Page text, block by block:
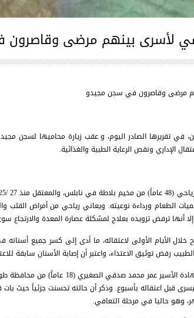
لأسرى بينهم مرضى
مرضى وقاصرون في سجن مجيدو
في تقريرها الصادر اليوم، و عقب زيارة محاميها لسجن
الإداري ونقص الرعاية الطبية والغذائية.
الطعام ورداءة نوعيته. ويعاني رياحي من أمراض القلب
أنها ترفض تزويده بعلاج لمشكلة عصارة المعدة والارتجاع
خلال الأيام الأولى لاعتقاله، ما أدى إلى كسر جميع
رفض توثيق الاعتداء، واعتبر أن إصابة الأسنان سابقة
قبل اعتقاله بأسبوع. وذكر أن حالته تحسنت جزئياً حيث
وهو حاليا في مرحلة التعافي.